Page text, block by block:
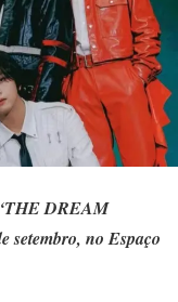
DREAM
setembro, no Espaço